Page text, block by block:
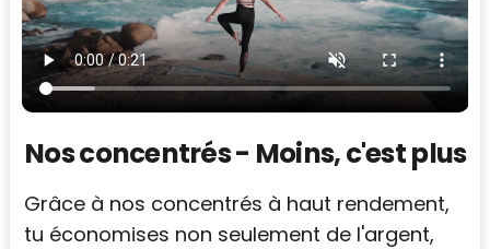
Nos concentrés - Moins, c'est plus
Grâce à nos concentrés à haut rendement,
tu économises non seulement de l'argent,